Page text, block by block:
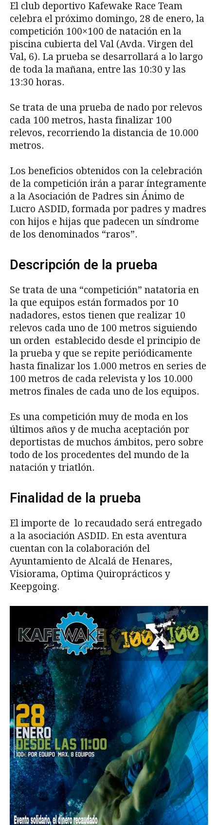
El club deportivo Kafewake Race Team
celebra el próximo domingo, 28 de enero, la
competición 100×100 de natación en la
piscina cubierta del Val (Avda. Virgen del
Val, 6). La prueba se desarrollará a lo largo
de toda la mañana, entre las 10:30 y las
13:30 horas.
Se trata de una prueba de nado por relevos
cada 100 metros, hasta finalizar 100
relevos, recorriendo la distancia de 10.000
metros.
Los beneficios obtenidos con la celebración
de la competición irán a parar íntegramente
a la Asociación de Padres sin Ánimo de
Lucro ASDID, formada por padres y madres
con hijos e hijas que padecen un síndrome
de los denominados “raros”.
Descripción de la prueba
Se trata de una “competición” natatoria en
la que equipos están formados por 10
nadadores, estos tienen que realizar 10
relevos cada uno de 100 metros siguiendo
un orden establecido desde el principio de
la prueba y que se repite periódicamente
hasta finalizar los 1.000 metros en series de
100 metros de cada relevista y los 10.000
metros finales de cada uno de los equipos.
Es una competición muy de moda en los
últimos años y de mucha aceptación por
deportistas de muchos ámbitos, pero sobre
todo de los procedentes del mundo de la
natación y triatlón.
Finalidad de la prueba
El importe de lo recaudado será entregado
a la asociación ASDID. En esta aventura
cuentan con la colaboración del
Ayuntamiento de Alcalá de Henares,
Visiorama, Optima Quiroprácticos y
Keepgoing.